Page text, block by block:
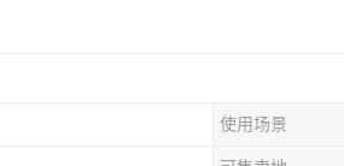
使用场景